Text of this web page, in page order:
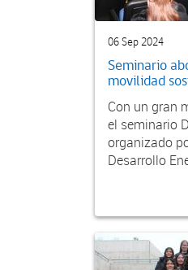
06 Sep 2024
Seminario
movilidad
Con un gran
el seminario
organizado
Desarrollo